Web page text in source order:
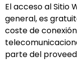
El acceso al Sitio
general, es
coste de
parte del